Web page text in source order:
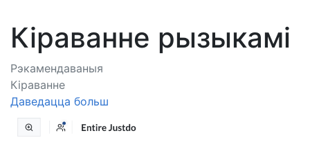
Кіраванне рызыкамі
Рэкамендаваныя
Кіраванне
Даведацца больш